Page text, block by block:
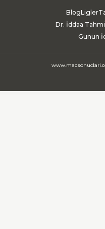
BlogLigler
Dr. İddaa
Günün